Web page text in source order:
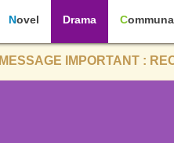
Novel Drama
MESSAGE IMPORTANT :